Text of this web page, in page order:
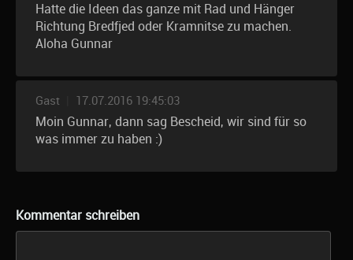
Hatte die Ideen das ganze mit Rad und Hänger
Richtung Bredfjed oder Kramnitse zu machen.
Aloha Gunnar
Gast 17.07.2016 19:45:03
Moin Gunnar, dann sag Bescheid, wir sind für so
was immer zu haben :)
Kommentar schreiben